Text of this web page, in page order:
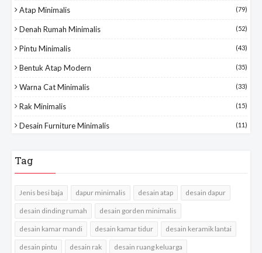
Atap Minimalis (79)
Denah Rumah Minimalis (52)
Pintu Minimalis (43)
Bentuk Atap Modern (35)
Warna Cat Minimalis (33)
Rak Minimalis (15)
Desain Furniture Minimalis (11)
Tag
Jenis besi baja dapur minimalis desain atap desain dapur
desain dinding rumah desain gorden minimalis
desain kamar mandi desain kamar tidur desain keramik lantai
desain pintu desain rak desain ruang keluarga